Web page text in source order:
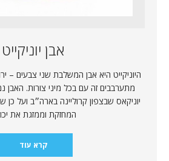
אבן יוניקייט
היוניקייט היא אבן המשלבת שני צבעים –
מתערבבים זה עם בכל מיני צורות. האבן
יוניקאס שבצפון קרוליינה בארה״ב ועל כן
המחזקת וממזגת את
קרא עוד